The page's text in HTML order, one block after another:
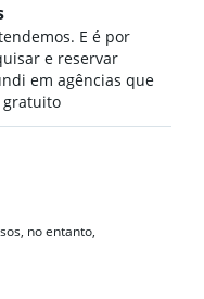
E é por
e reservar
em agências que
gratuito
no entanto,